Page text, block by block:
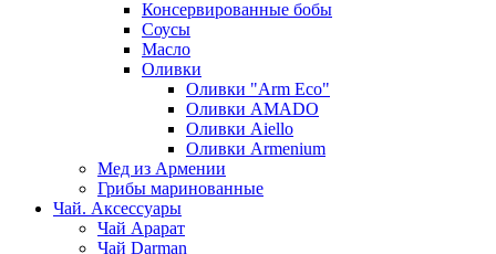
Консервированные бобы
Соусы
Масло
Оливки
Оливки "Arm Eco"
Оливки AMADO
Оливки Aiello
Оливки Armenium
Мед из Армении
Грибы маринованные
Чай. Аксессуары
Чай Арарат
Чай Darman